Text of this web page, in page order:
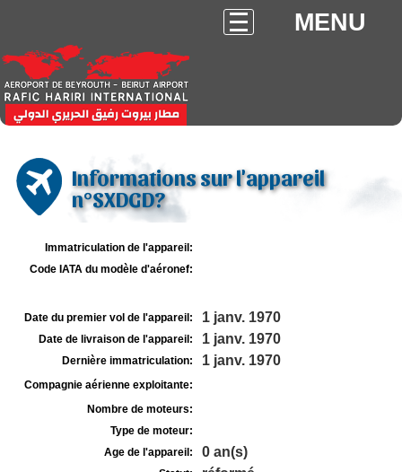
MENU
Informations sur l'appareil
n°SXDGD?
Immatriculation de l'appareil:
Code IATA du modèle d'aéronef:
Date du premier vol de l'appareil: 1 janv. 1970
Date de livraison de l'appareil: 1 janv. 1970
Dernière immatriculation: 1 janv. 1970
Compagnie aérienne exploitante:
Nombre de moteurs:
Type de moteur:
Age de l'appareil:
0 an(s)